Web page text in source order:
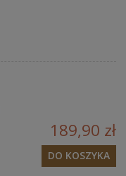
189,90 zł
DO KOSZYKA